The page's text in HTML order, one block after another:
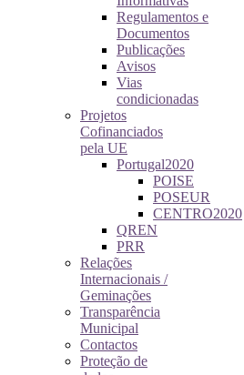
Regulamentos e
Documentos
Publicações
Avisos
Vias
condicionadas
Projetos
Cofinanciados
pela UE
Portugal2020
POISE
POSEUR
CENTRO2020
QREN
PRR
Relações
Internacionais /
Geminações
Transparência
Municipal
Contactos
Proteção de